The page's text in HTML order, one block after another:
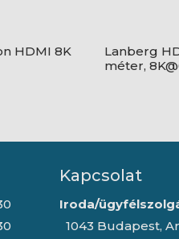
HDMI 8K
Lanberg
méter,
Kapcsolat
Iroda/
1043 Budapest,